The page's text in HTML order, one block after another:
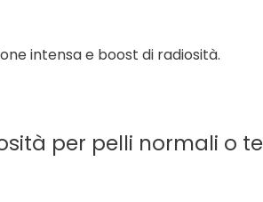
intensa e boost di radiosità.
per pelli normali o